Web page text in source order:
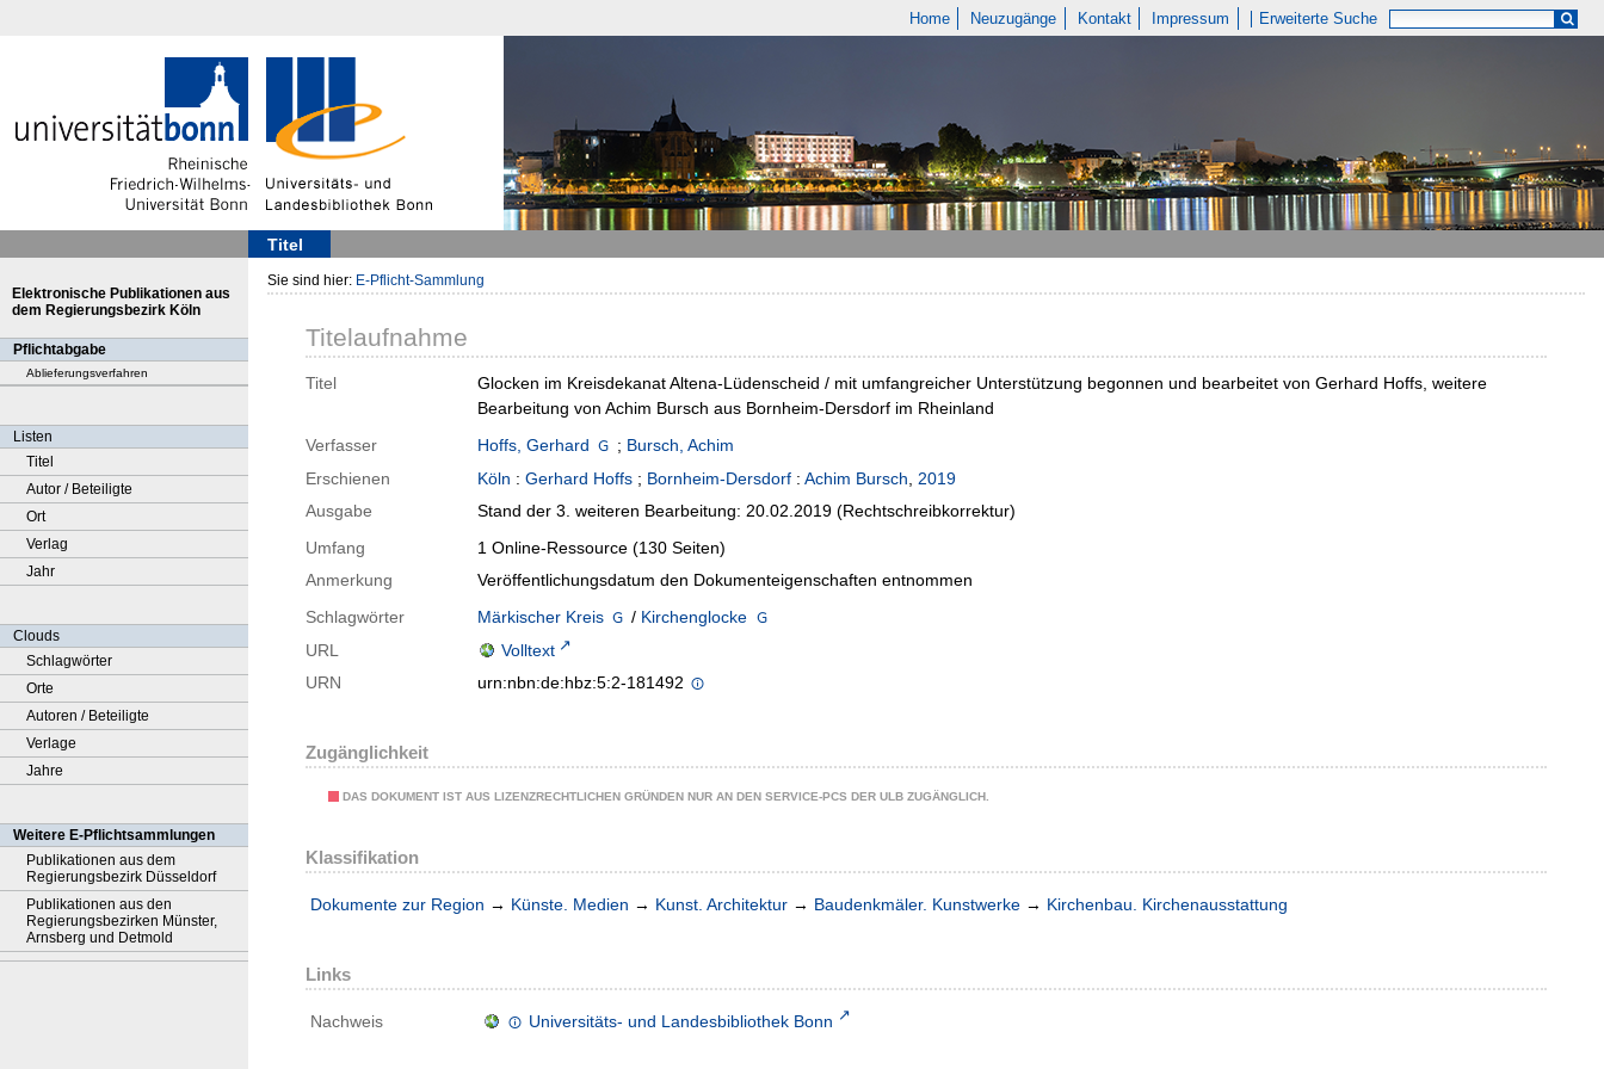
Home Neuzugänge Kontakt Impressum Erweiterte Suche
Titel
Elektronische Publikationen aus
dem Regierungsbezirk Köln
Pflichtabgabe
Ablieferungsverfahren
Listen
Titel
Autor / Beteiligte
Ort
Verlag
Jahr
Clouds
Schlagwörter
Orte
Autoren / Beteiligte
Verlage
Jahre
Weitere E-Pflichtsammlungen
Publikationen aus dem
Regierungsbezirk Düsseldorf
Publikationen aus den
Regierungsbezirken Münster,
Arnsberg und Detmold
Sie sind hier: E-Pflicht-Sammlung
Titelaufnahme
Titel
Glocken im Kreisdekanat Altena-Lüdenscheid / mit umfangreicher Unterstützung begonnen und bearbeitet von Gerhard Hoffs, weitere
Bearbeitung von Achim Bursch aus Bornheim-Dersdorf im Rheinland
Verfasser
Hoffs, Gerhard ; Bursch, Achim
Erschienen
Köln : Gerhard Hoffs ; Bornheim-Dersdorf : Achim Bursch, 2019
Ausgabe
Stand der 3. weiteren Bearbeitung: 20.02.2019 (Rechtschreibkorrektur)
Umfang
1 Online-Ressource (130 Seiten)
Anmerkung
Veröffentlichungsdatum den Dokumenteigenschaften entnommen
Schlagwörter
Märkischer Kreis / Kirchenglocke
URL
Volltext
URN
urn:nbn:de:hbz:5:2-181492
Zugänglichkeit
DAS DOKUMENT IST AUS LIZENZRECHTLICHEN GRÜNDEN NUR AN DEN SERVICE-PCS DER ULB ZUGÄNGLICH.
Klassifikation
Dokumente zur Region → Künste. Medien → Kunst. Architektur → Baudenkmäler. Kunstwerke → Kirchenbau. Kirchenausstattung
Links
Nachweis Universitäts- und Landesbibliothek Bonn